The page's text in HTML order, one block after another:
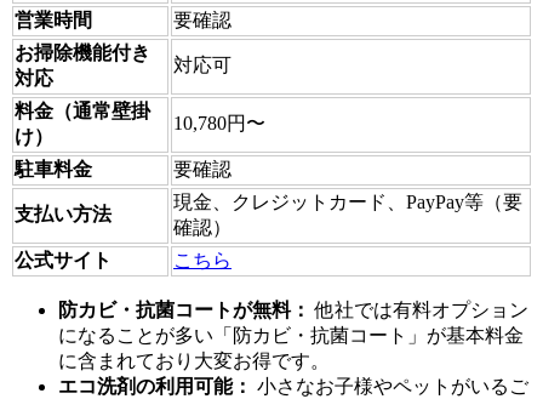
営業時間
要確認
お掃除機能付き
対応
対応可
料金（通常壁掛
け）
10,780円〜
駐車料金 要確認
支払い方法
現金、クレジットカード、PayPay等（要
確認）
公式サイト
こちら
防カビ・抗菌コートが無料： 他社では有料オプション
になることが多い「防カビ・抗菌コート」が基本料金
に含まれており大変お得です。
エコ洗剤の利用可能： 小さなお子様やペットがいるご